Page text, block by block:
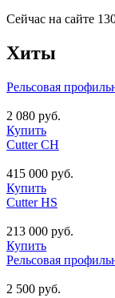
Сейчас на сайте
Хиты
Рельсовая
2 080 руб.
Купить
Cutter CH
415 000 руб.
Купить
Cutter HS
213 000 руб.
Купить
Рельсовая
2 500 руб.